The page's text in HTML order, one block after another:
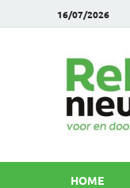
16/07/2026
HOME